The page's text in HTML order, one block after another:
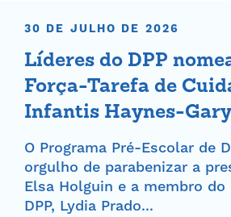
30 DE JULHO DE 2026
Líderes do DPP
Força-Tarefa de
Infantis Haynes-
O Programa Pré-Escolar de
orgulho de parabenizar a
Elsa Holguin e a membro do
DPP, Lydia Prado...